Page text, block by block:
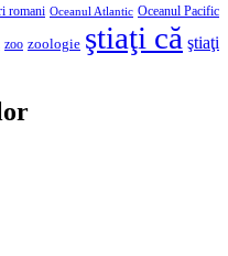
romani Oceanul Atlantic Oceanul Pacific
zoo zoologie ştiaţi că ştiaţi